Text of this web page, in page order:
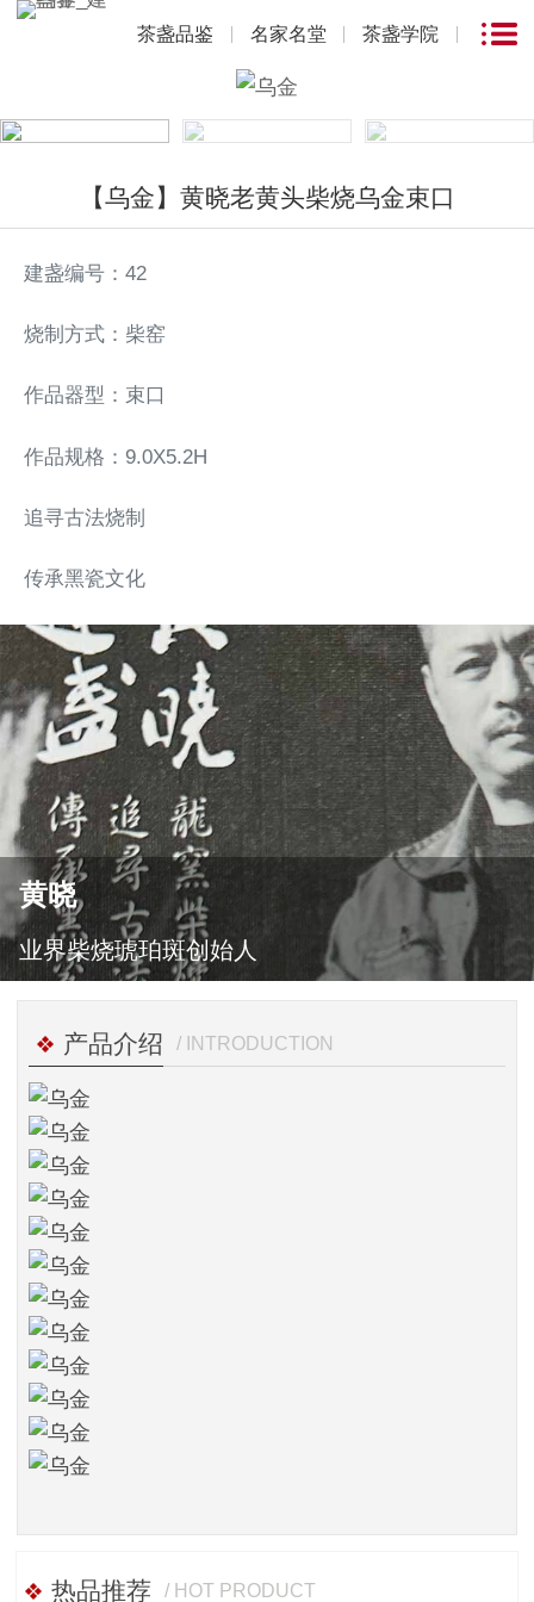
茶盏品鉴 名家名堂 茶盏学院
【乌金】黄晓老黄头柴烧乌金束口
建盏编号：42
烧制方式：柴窑
作品器型：束口
作品规格：9.0X5.2H
追寻古法烧制
传承黑瓷文化
黄晓
业界柴烧琥珀斑创始人
产品介绍 / INTRODUCTION
热品推荐 / HOT PRODUCT